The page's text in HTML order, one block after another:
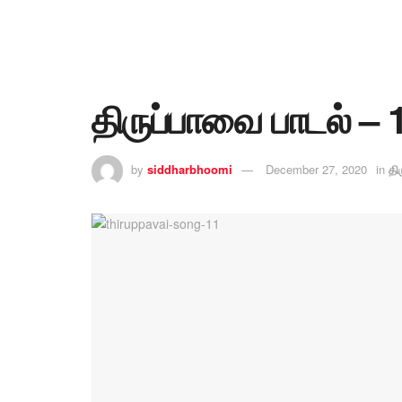
திருப்பாவை பாடல் –
by siddharbhoomi December 27, 2020 in